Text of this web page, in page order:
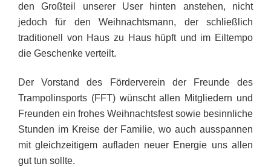
den Großteil unserer User hinten anstehen, nicht
jedoch für den Weihnachtsmann, der schließlich
traditionell von Haus zu Haus hüpft und im Eiltempo
die Geschenke verteilt.
Der Vorstand des Förderverein der Freunde des
Trampolinsports (FFT) wünscht allen Mitgliedern und
Freunden ein frohes Weihnachtsfest sowie besinnliche
Stunden im Kreise der Familie, wo auch ausspannen
mit gleichzeitigem aufladen neuer Energie uns allen
gut tun sollte.